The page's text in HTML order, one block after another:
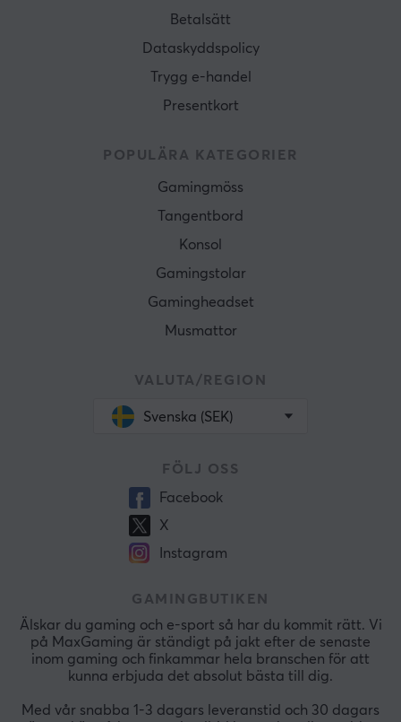
Betalsätt
Dataskyddspolicy
Trygg e-handel
Presentkort
POPULÄRA KATEGORIER
Gamingmöss
Tangentbord
Konsol
Gamingstolar
Gamingheadset
Musmattor
VALUTA/REGION
Svenska (SEK)
FÖLJ OSS
Facebook
X
Instagram
GAMINGBUTIKEN
Älskar du gaming och e-sport så har du kommit rätt. Vi
på MaxGaming är ständigt på jakt efter de senaste
inom gaming och finkammar hela branschen för att
kunna erbjuda det absolut bästa till dig.
Med vår snabba 1-3 dagars leveranstid och 30 dagars